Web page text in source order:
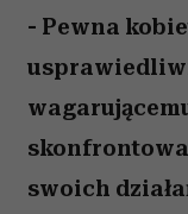
- Pewna
swoich